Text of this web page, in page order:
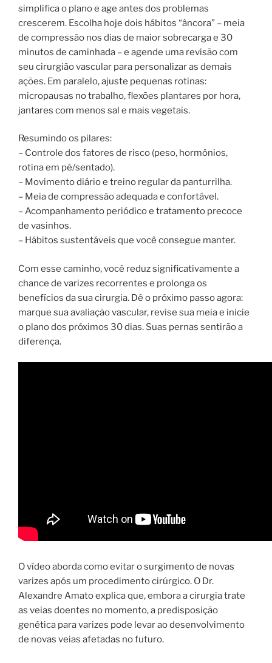
simplifica o plano e age antes dos problemas
crescerem. Escolha hoje dois hábitos “âncora” – meia
de compressão nos dias de maior sobrecarga e 30
minutos de caminhada – e agende uma revisão com
seu cirurgião vascular para personalizar as demais
ações. Em paralelo, ajuste pequenas rotinas:
micropausas no trabalho, flexões plantares por hora,
jantares com menos sal e mais vegetais.
Resumindo os pilares:
– Controle dos fatores de risco (peso, hormônios,
rotina em pé/sentado).
– Movimento diário e treino regular da panturrilha.
– Meia de compressão adequada e confortável.
– Acompanhamento periódico e tratamento precoce
de vasinhos.
– Hábitos sustentáveis que você consegue manter.
Com esse caminho, você reduz significativamente a
chance de varizes recorrentes e prolonga os
benefícios da sua cirurgia. Dê o próximo passo agora:
marque sua avaliação vascular, revise sua meia e inicie
o plano dos próximos 30 dias. Suas pernas sentirão a
diferença.
O vídeo aborda como evitar o surgimento de novas
varizes após um procedimento cirúrgico. O Dr.
Alexandre Amato explica que, embora a cirurgia trate
as veias doentes no momento, a predisposição
genética para varizes pode levar ao desenvolvimento
de novas veias afetadas no futuro.